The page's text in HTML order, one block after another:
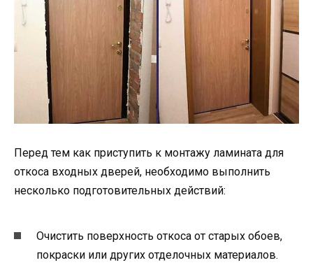
Перед тем как приступить к монтажу ламината для
откоса входных дверей, необходимо выполнить
несколько подготовительных действий:
Очистить поверхность откоса от старых обоев,
покраски или других отделочных материалов.